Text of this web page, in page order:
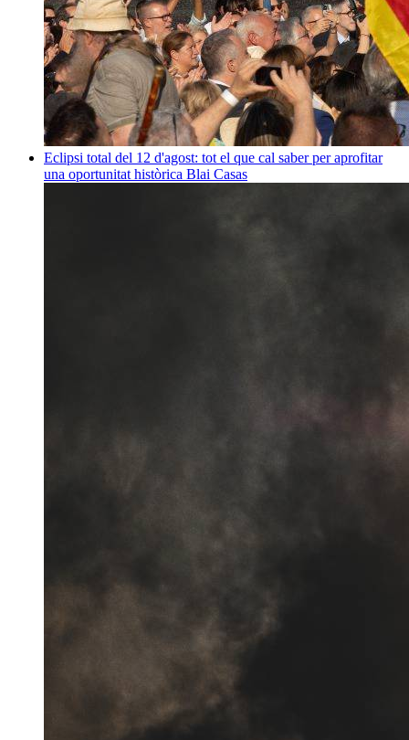
Eclipsi total del 12 d'agost: tot el que cal saber per aprofitar
una oportunitat històrica Blai Casas